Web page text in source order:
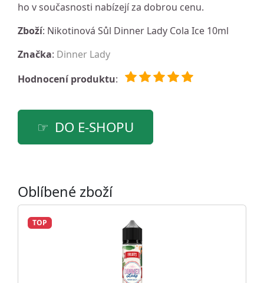
ho v současnosti nabízejí za dobrou cenu.
Zboží: Nikotinová Sůl Dinner Lady Cola Ice 10ml
Značka: Dinner Lady
Hodnocení produktu:
DO E-SHOPU
Oblíbené zboží
TOP